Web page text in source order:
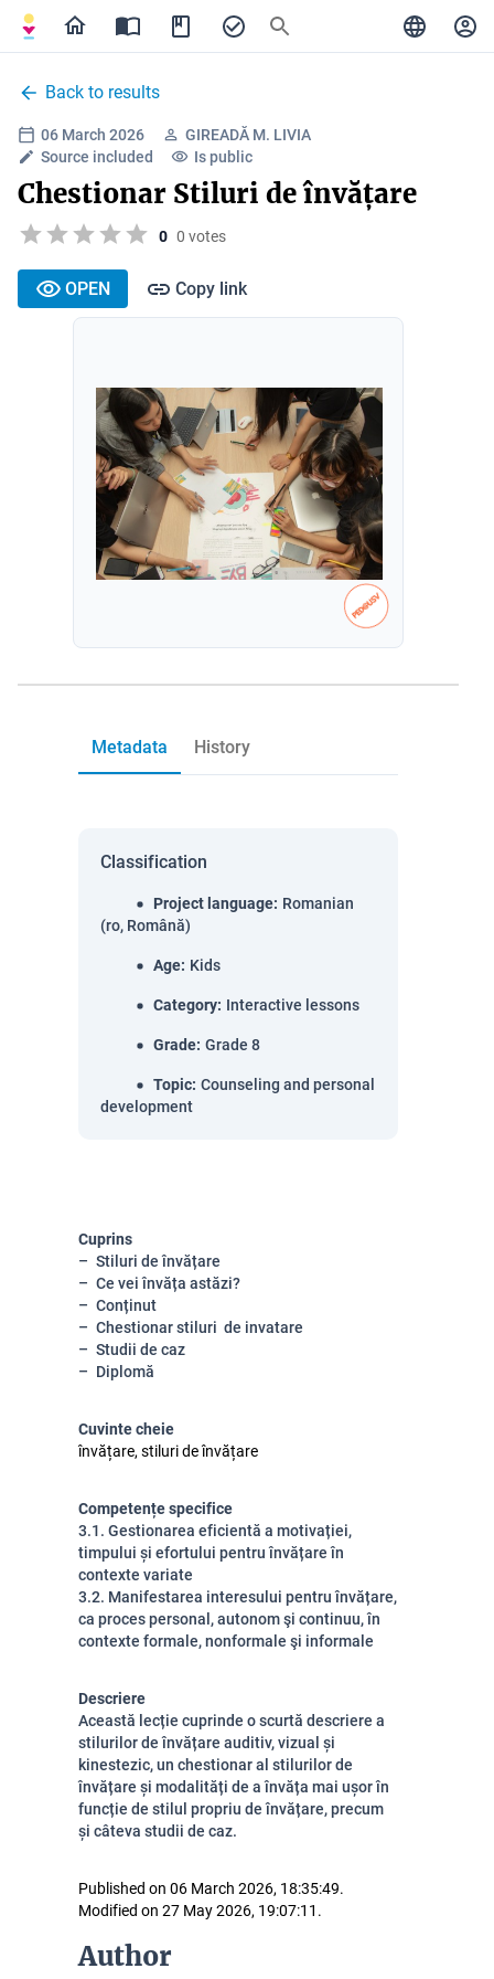
Back to results
06 March 2026
GIREADĂ M. LIVIA
Source included
Is public
Chestionar Stiluri de învățare
0 0 votes
OPEN Copy link
Metadata History
Classification
Project language: Romanian
(ro, Română)
Age: Kids
Category: Interactive lessons
Grade: Grade 8
Topic: Counseling and personal
development
Cuprins
Stiluri de învățare
Ce vei învăța astăzi?
Conținut
Chestionar stiluri de invatare
Studii de caz
Diplomă
Cuvinte cheie
învățare, stiluri de învățare
Competențe specifice
3.1. Gestionarea eficientă a motivației,
timpului și efortului pentru învățare în
contexte variate
3.2. Manifestarea interesului pentru învățare,
ca proces personal, autonom şi continuu, în
contexte formale, nonformale şi informale
Descriere
Această lecție cuprinde o scurtă descriere a
stilurilor de învățare auditiv, vizual și
kinestezic, un chestionar al stilurilor de
învățare și modalități de a învăța mai ușor în
funcție de stilul propriu de învățare, precum
și câteva studii de caz.
Published on 06 March 2026, 18:35:49.
Modified on 27 May 2026, 19:07:11.
Author